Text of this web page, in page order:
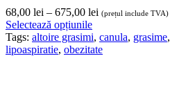
68,00 lei – 675,00 lei Interval
prețuri:
68,00 lei
(prețul include TVA)
Selectează opțiunile
Tags: altoire grasimi, canula, grasime,
lipoaspiratie, obezitate